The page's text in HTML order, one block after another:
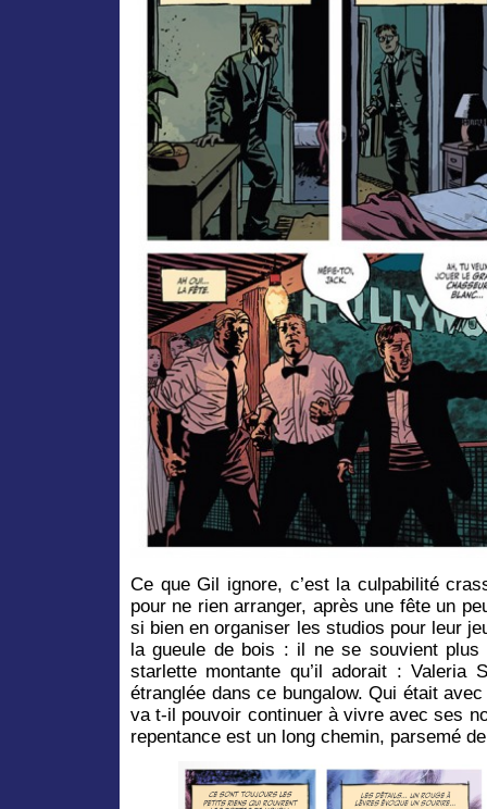
Ce que Gil ignore, c’est la culpabilité
pour ne rien arranger, après une fête un
si bien en organiser les studios pour leur
la gueule de bois : il ne se souvient
starlette montante qu’il adorait : Valeria
étranglée dans ce bungalow. Qui était
va t-il pouvoir continuer à vivre avec ses
repentance est un long chemin, parsemé